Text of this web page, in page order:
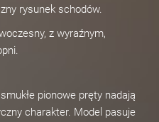
rysunek schodów.
z wyraźnym,
pionowe pręty nadają
charakter. Model pasuje